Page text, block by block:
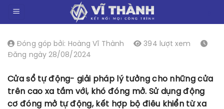
dungĐóng góp bởi: Hoàng Vĩ Thành
394 lượt xem
Đăng ngày 28/08/2024
Cửa sổ tự động- giải pháp lý tưởng cho những cửa
trên cao xa tầm với, khó đóng mở. Sử dụng động
cơ đóng mở tự động, kết hợp bộ điêu khiển từ xa